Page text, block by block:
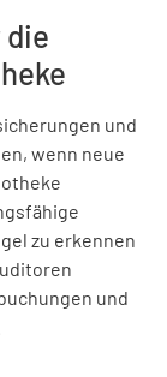
und
wenn neue
zu erkennen
und